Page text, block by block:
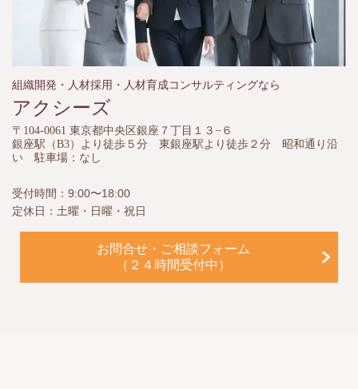
組織開発・人材採用・人材育成コンサルティングなら
アクシーズ
〒104-0061 東京都中央区銀座７丁目１３−６
銀座駅（B3）より徒歩５分 東銀座駅より徒歩２分 昭和通り沿
い 駐車場：なし
受付時間：9:00〜18:00
定休日：土曜・日曜・祝日
お問合せ・ご相談フォーム
（２４時間受付中）